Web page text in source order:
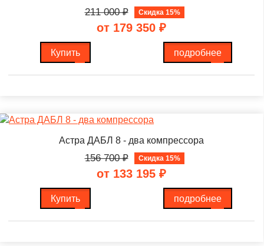
211 000₽ Скидка 15%
от 179 350 ₽
Купить подробнее
Астра ДАБЛ 8 - два компрессора
156 700₽ Скидка 15%
от 133 195 ₽
Купить подробнее